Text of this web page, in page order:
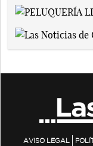
AVISO LEGAL